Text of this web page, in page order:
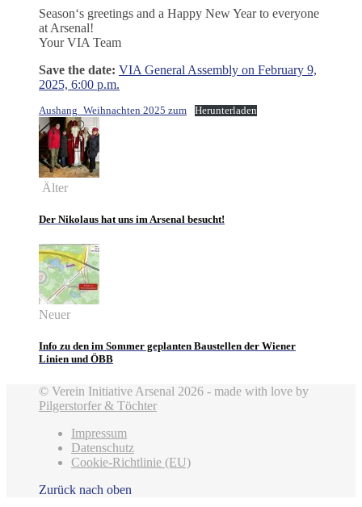
Season‘s greetings and a Happy New Year to everyone
at Arsenal!
Your VIA Team
Save the date: VIA General Assembly on February 9,
2025, 6:00 p.m.
Aushang_Weihnachten 2025 zum Herunterladen
Älter
Der Nikolaus hat uns im Arsenal besucht!
Neuer
Info zu den im Sommer geplanten Baustellen der Wiener
Linien und ÖBB
© Verein Initiative Arsenal 2026 - made with love by
Pilgerstorfer & Töchter
Impressum
Datenschutz
Cookie-Richtlinie (EU)
Zurück nach oben